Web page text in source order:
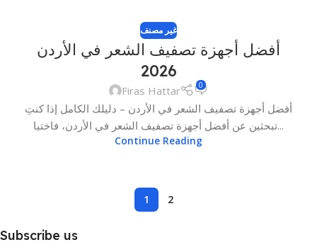
غير مصنف
أفضل أجهزة تصفيف الشعر في الأردن
2026
Firas Hattar 0
أفضل أجهزة تصفيف الشعر في الأردن – دليلك الكامل إذا كنتِ
تبحثين عن أفضل أجهزة تصفيف الشعر في الأردن، فاختيا...
Continue Reading
1 2
Subscribe us